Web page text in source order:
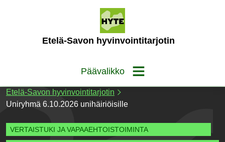
Etelä-Savon hyvinvointitarjotin
Päävalikko
Etelä-Savon hyvinvointitarjotin
Uniryhmä 6.10.2026 unihäiriöisille
VERTAISTUKI JA VAPAAEHTOISTOIMINTA